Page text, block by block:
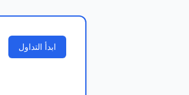
ابدأ التداول